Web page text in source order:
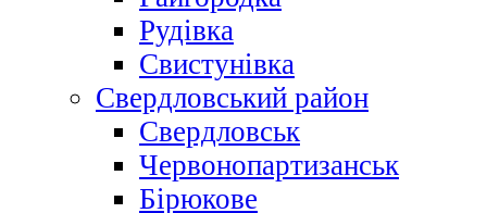
Рудівка
Свистунівка
Свердловський район
Свердловськ
Червонопартизанськ
Бірюкове